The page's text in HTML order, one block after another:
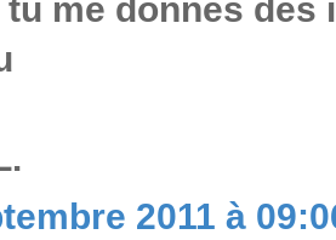
tu me donnes
2011 à